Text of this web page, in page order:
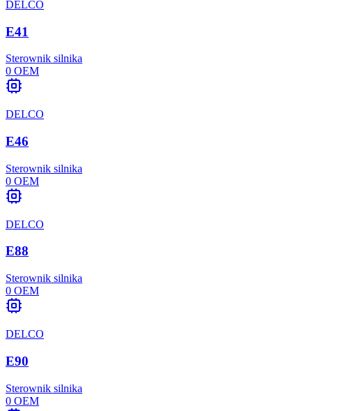
DELCO
E41
Sterownik silnika
0 OEM
DELCO
E46
Sterownik silnika
0 OEM
DELCO
E88
Sterownik silnika
0 OEM
DELCO
E90
Sterownik silnika
0 OEM